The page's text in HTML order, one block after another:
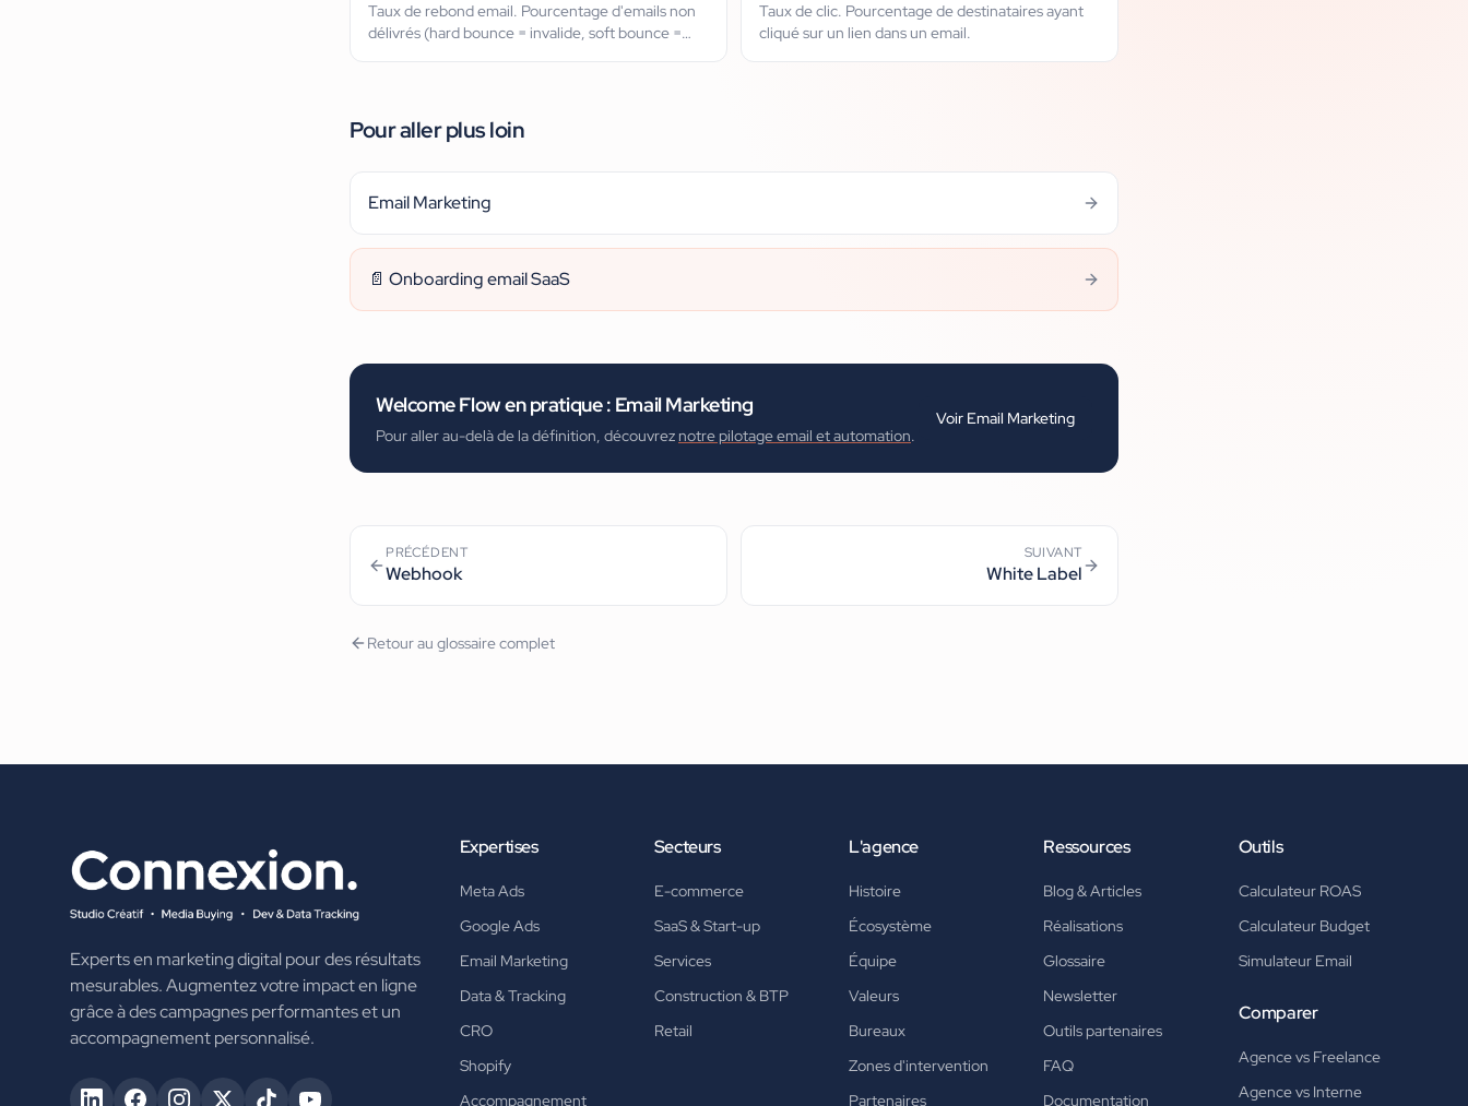
Taux de rebond email. Pourcentage d'emails non
délivrés (hard bounce = invalide, soft bounce =
Taux de clic. Pourcentage de destinataires ayant
cliqué sur un lien dans un email.
Pour aller plus loin
Email Marketing
📄 Onboarding email SaaS
Welcome Flowen pratique : Email Marketing
Pour aller au-delà de la définition, découvrez notre pilotage email et automation.
Voir Email Marketing
PRÉCÉDENT
Webhook
SUIVANT
White Label
Retour au glossaire complet
Experts en marketing digital pour des résultats
mesurables. Augmentez votre impact en ligne
grâce à des campagnes performantes et un
accompagnement personnalisé.
Expertises
Meta Ads
Google Ads
Email Marketing
Data & Tracking
CRO
Shopify
Accompagnement
Secteurs
E-commerce
SaaS & Start-up
Services
Construction & BTP
Retail
L'agence
Histoire
Écosystème
Équipe
Valeurs
Bureaux
Zones d'intervention
Partenaires
Ressources
Blog & Articles
Réalisations
Glossaire
Newsletter
Outils partenaires
FAQ
Documentation
Outils
Calculateur ROAS
Calculateur Budget
Simulateur Email
Comparer
Agence vs Freelance
Agence vs Interne